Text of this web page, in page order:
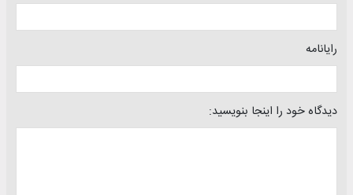
رایانامه
دیدگاه خود را اینجا بنویسید: